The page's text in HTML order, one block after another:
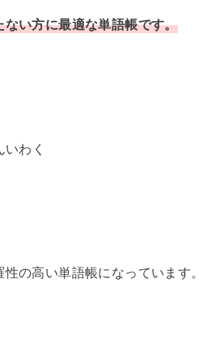
い方に最適な単語帳です。
わく
の高い単語帳になっています。